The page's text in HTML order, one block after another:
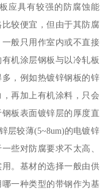
应具有较强的防腐蚀能
较便宜，但由于其防腐
般只用作室内或不直接
机涂层钢板与以冷轧板
，例如热镀锌钢板的锌
再加上有机涂料，只会
板表面镀锌层的厚度直
层较薄(5~8um)的电镀锌
些对防腐要求不太高、
。基材的选择一般由供
一种类型的带钢作为基